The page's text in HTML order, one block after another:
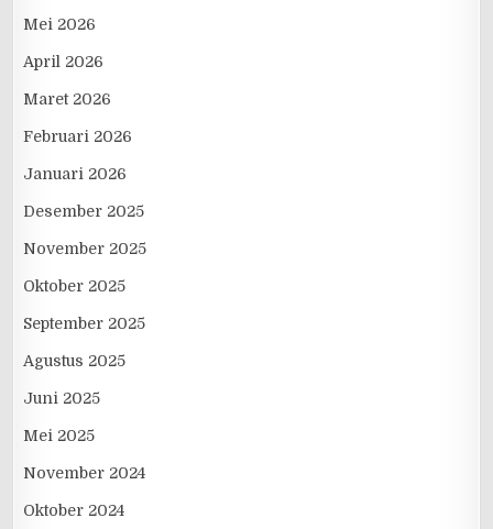
Mei 2026
April 2026
Maret 2026
Februari 2026
Januari 2026
Desember 2025
November 2025
Oktober 2025
September 2025
Agustus 2025
Juni 2025
Mei 2025
November 2024
Oktober 2024